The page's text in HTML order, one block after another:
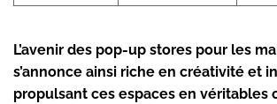
L’avenir des pop-up stores pour les
s’annonce ainsi riche en créativité et
propulsant ces espaces en véritables